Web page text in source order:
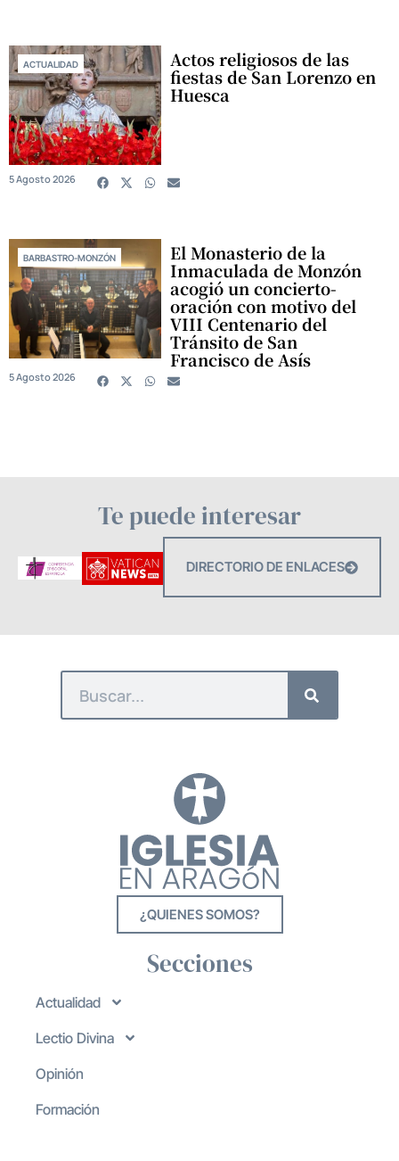
ACTUALIDAD Actos religiosos de las
fiestas de San Lorenzo en
Huesca
5 Agosto 2026
BARBASTRO-MONZÓN El Monasterio de la
Inmaculada de Monzón
acogió un concierto-
oración con motivo del
VIII Centenario del
Tránsito de San
Francisco de Asís
5 Agosto 2026
Te puede interesar
DIRECTORIO DE ENLACES
¿QUIENES SOMOS?
Secciones
Actualidad
Lectio Divina
Opinión
Formación